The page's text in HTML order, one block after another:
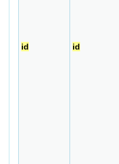
id id